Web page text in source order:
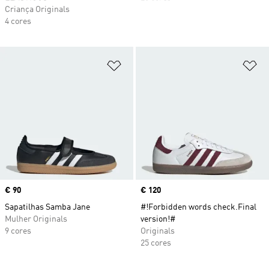
Criança Originals
4 cores
Price
€ 90
Sapatilhas Samba Jane
Mulher Originals
9 cores
Price
€ 120
#!Forbidden words check.Final
version!#
Originals
25 cores